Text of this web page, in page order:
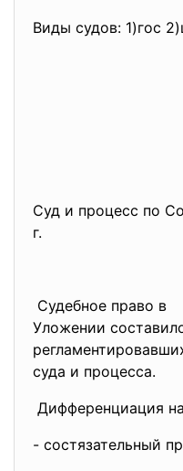
Виды судов: 1)гос
Суд и процесс по
г.
Судебное право в
Уложении
суда и процесса.
Дифференциация
- состязательный